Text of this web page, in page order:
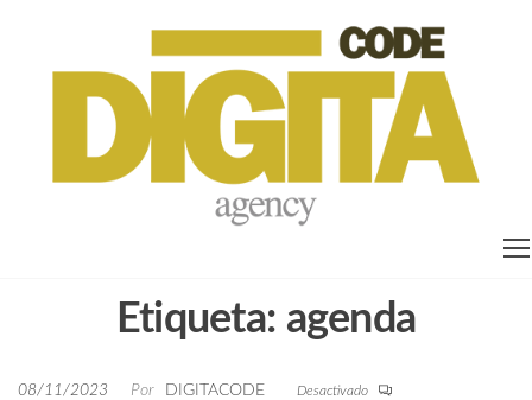
Etiqueta: agenda
08/11/2023 Por DIGITACODE Desactivado